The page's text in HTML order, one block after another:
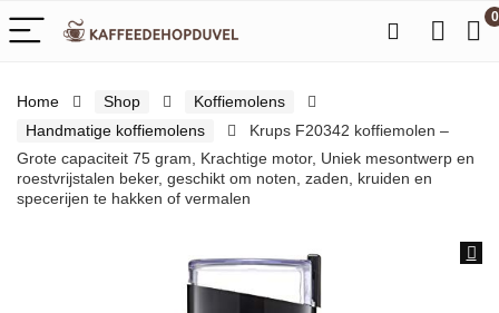
0
Home Shop
Koffiemolens
Handmatige koffiemolens
Krups F20342 koffiemolen –
Grote capaciteit 75 gram, Krachtige motor, Uniek mesontwerp en
roestvrijstalen beker, geschikt om noten, zaden, kruiden en
specerijen te hakken of vermalen